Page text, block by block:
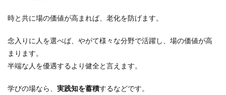
時と共に場の価値が高まれば、老化を防げます。
念入りに人を選べば、やがて様々な分野で活躍し、場の価値が高
まります。
半端な人を優遇するより健全と言えます。
学びの場なら、 実践知を蓄積するなどです。